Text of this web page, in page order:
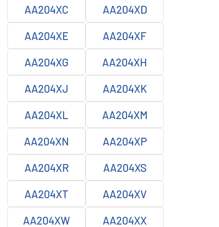
AA204XC AA204XD
AA204XE AA204XF
AA204XG AA204XH
AA204XJ AA204XK
AA204XL AA204XM
AA204XN AA204XP
AA204XR AA204XS
AA204XT AA204XV
AA204XW AA204XX